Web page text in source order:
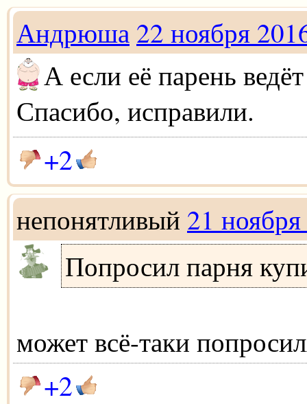
Андрюша 22 ноября
А если её парень
Спасибо, исправили.
+2
непонятливый 21
Попросил парня
может всё-таки
+2